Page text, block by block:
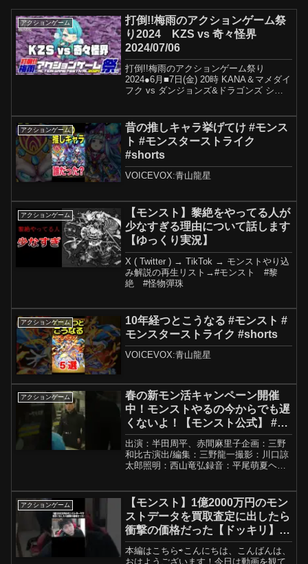
アクションゲーム
打倒!!梅雨のアクションゲーム祭
り2024 KZS vs 奇々怪界
2024/07/06
打倒!!梅雨のアクションゲーム祭り
2024●6月■7日(金) 20時 KANA＆マメダイ
フク vs ダンジョンズ&ドラゴンズ シャ
ーンウォーカー■10...
アクションゲーム
昔の推しキャラ挙げてけ #モンス
ト #モンスターストライク
#shorts
VOICEVOX:青山龍星
アクションゲーム
【モンスト】黎絶をやってる人が
少なすぎる理由について話します
【ゆっくり実況】
X ( Twitter ) → TikTok → モンストやり込
み解説の再生リスト→#モンスト #黎
絶 #怪物彈珠
アクションゲーム
10年経つとこうなる #モンスト #
モンスターストライク #shorts
VOICEVOX:青山龍星
アクションゲーム
春の新モン活キャンペーン開催
中！モンストやるの今からでも遅
くないよ！【モンスト公式】 #モ
ンスト #春の新モン活キャンペー
ン #こねこフィルム
出演：半田周平、赤間麻里子企画：三野
和比古演出/編集：三野龍一撮影：川口諒
太郎照明：西山竜弘録音：平尾萌夏ヘア
ャンペーン開催中！モンストやるの今か
らでも遅くな...
アクションゲーム
【モンスト】1億2000万円のモン
ストデータを買取査定に出したら
衝撃の価格だった【ドッキリ】
#shorts
本編はこちら⇨こんにちは、こんばんは、
おはようございます！今日は動画を観て